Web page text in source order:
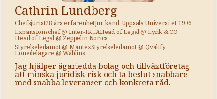
Cathrin Lundberg
Chefsjurist28 års erfarenhetJur. kand. Uppsala Universitet 1996
Expansionschef @ Inter-IKEAHead of Legal @ Lynk & CO
Head of Legal @ Zeppelin Norics
Styrelseledamot @ MantexStyrelseledamot @ Qvalify
Lönedelägare @ Wåhlins
Jag hjälper ägarledda bolag och tillväxtföretag
att minska juridisk risk och ta beslut snabbare –
med snabba leveranser och konkreta råd.